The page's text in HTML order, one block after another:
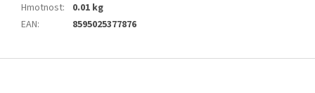
Hmotnost:
0.01 kg
EAN: 8595025377876